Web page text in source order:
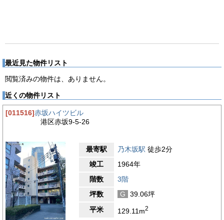
最近見た物件リスト
閲覧済みの物件は、ありません。
近くの物件リスト
[011516]赤坂ハイツビル
港区赤坂9-5-26
最寄駅 乃木坂駅 徒歩2分
竣工
1964年
階数
3階
坪数
G
39.06坪
平米
129.11m2